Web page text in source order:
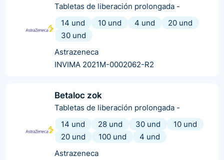
Tabletas de liberación prolongada -
14 und
10 und 4 und
20 und
30 und
Astrazeneca
INVIMA 2021M-0002062-R2
Betaloc zok
Tabletas de liberación prolongada -
14 und
28 und 30 und
10 und
20 und
100 und
4 und
Astrazeneca